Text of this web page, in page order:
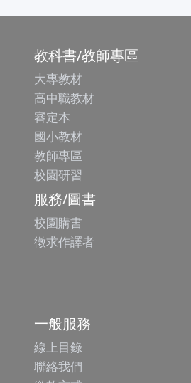
教科書/教師專區
大專教材
高中職教材
審定本
國小教材
教師專區
校園研習
服務/圖書
校園購書
徵求作譯者
一般服務
線上目錄
聯絡我們